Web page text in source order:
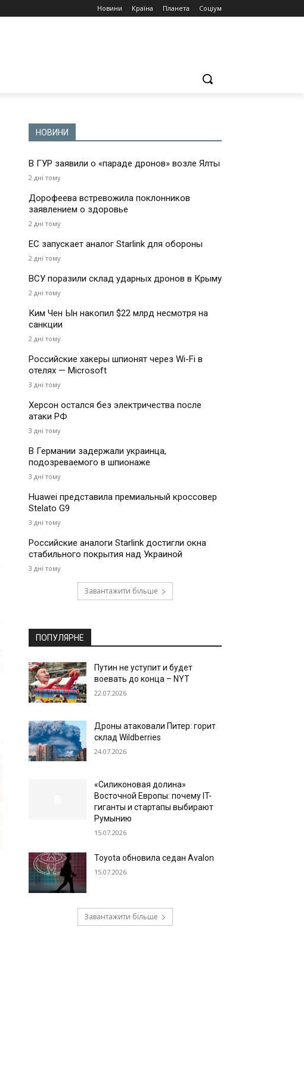
Новини Країна Планета Соціум
НОВИНИ
В ГУР заявили о «параде дронов» возле Ялты
2 дні тому
Дорофеева встревожила поклонников
заявлением о здоровье
2 дні тому
ЕС запускает аналог Starlink для обороны
2 дні тому
ВСУ поразили склад ударных дронов в Крыму
2 дні тому
Ким Чен Ын накопил $22 млрд несмотря на
санкции
2 дні тому
Российские хакеры шпионят через Wi-Fi в
отелях — Microsoft
3 дні тому
Херсон остался без электричества после
атаки РФ
3 дні тому
В Германии задержали украинца,
подозреваемого в шпионаже
3 дні тому
Huawei представила премиальный кроссовер
Stelato G9
3 дні тому
Российские аналоги Starlink достигли окна
стабильного покрытия над Украиной
3 дні тому
Завантажити більше
ПОПУЛЯРНЕ
Путин не уступит и будет
воевать до конца – NYT
22.07.2026
Дроны атаковали Питер: горит
склад Wildberries
24.07.2026
«Силиконовая долина»
Восточной Европы: почему IT-
гиганты и стартапы выбирают
Румынию
15.07.2026
Toyota обновила седан Avalon
15.07.2026
Завантажити більше